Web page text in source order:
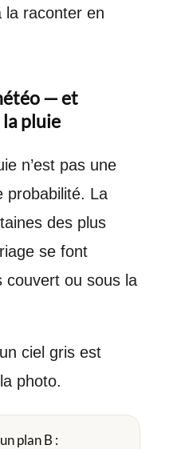
la raconter en
— et
pluie
n’est pas une
probabilité. La
des plus
se font
couvert ou sous la
ciel gris est
photo.
plan B :